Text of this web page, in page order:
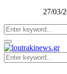
27/03/
Search
for:
Primary
Menu
Search
for: